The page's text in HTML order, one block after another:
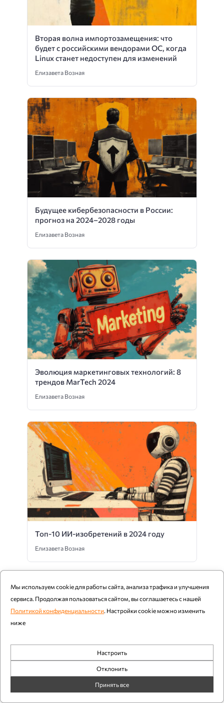
Вторая волна импортозамещения: что
будет с российскими вендорами ОС, когда
Linux станет недоступен для изменений
Елизавета Возная
Будущее кибербезопасности в России:
прогноз на 2024–2028 годы
Елизавета Возная
Эволюция маркетинговых технологий: 8
трендов MarTech 2024
Елизавета Возная
Топ-10 ИИ-изобретений в 2024 году
Елизавета Возная
Топ-10 ИТ-трендов на 2025 год по версии
Мы используем cookie для работы сайта, анализа трафика и улучшения
сервиса. Продолжая пользоваться сайтом, вы соглашаетесь с нашей
Политикой конфиденциальности. Настройки cookie можно изменить
ниже
Обязательные
Настроить
Отклонить
Принять все